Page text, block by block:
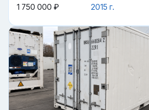
2015 г.
1 750 000 ₽